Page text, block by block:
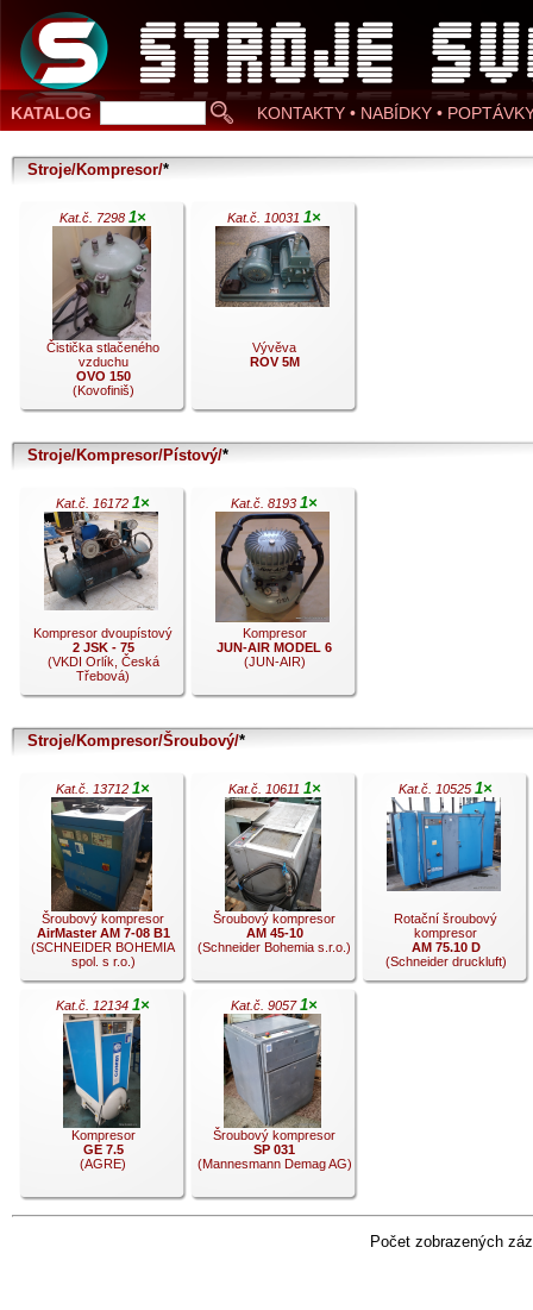
KATALOG KONTAKTY • NABÍDKY •
Stroje/Kompresor/*
Kat.č. 7298 1×
Čistička stlačeného
vzduchu
OVO 150
(Kovofiniš)
Kat.č. 10031 1×
Vývěva
ROV 5M
Stroje/Kompresor/Pístový/*
Kat.č. 16172 1×
Kompresor dvoupístový
2 JSK - 75
(VKDI Orlík, Česká
Třebová)
Kat.č. 8193 1×
Kompresor
JUN-AIR MODEL 6
(JUN-AIR)
Stroje/Kompresor/Šroubový/*
Kat.č. 13712 1×
Šroubový kompresor
AirMaster AM 7-08 B1
(SCHNEIDER BOHEMIA
spol. s r.o.)
.
Kat.č. 10611 1×
Šroubový kompresor
AM 45-10
(Schneider Bohemia s.r.o.)
.
Kat.č. 10525 1×
Rotační šroubový
kompresor
AM 75.10 D
(Schneider druckluft)
Kat.č. 12134 1×
Kompresor
GE 7.5
(AGRE)
Kat.č. 90571×
Šroubový kompresor
SP 031
(Mannesmann Demag AG)
Počet zobrazených